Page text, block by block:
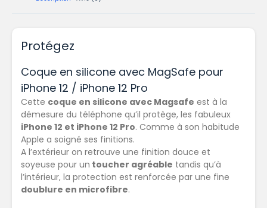
Protégez
Coque en silicone avec MagSafe pour
iPhone 12 / iPhone 12 Pro
Cette coque en silicone avec Magsafe est à la
démesure du téléphone qu’il protège, les fabuleux
iPhone 12 et iPhone 12 Pro. Comme à son habitude
Apple a soigné ses finitions.
A l’extérieur on retrouve une finition douce et
soyeuse pour un toucher agréable tandis qu’à
l’intérieur, la protection est renforcée par une fine
doublure en microfibre.